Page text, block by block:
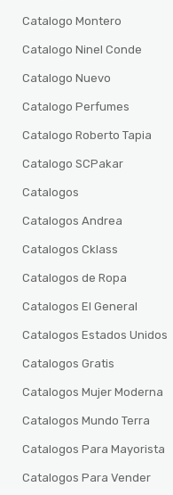
Catalogo Montero
Catalogo Ninel Conde
Catalogo Nuevo
Catalogo Perfumes
Catalogo Roberto Tapia
Catalogo SCPakar
Catalogos
Catalogos Andrea
Catalogos Cklass
Catalogos de Ropa
Catalogos El General
Catalogos Estados Unidos
Catalogos Gratis
Catalogos Mujer Moderna
Catalogos Mundo Terra
Catalogos Para Mayorista
Catalogos Para Vender